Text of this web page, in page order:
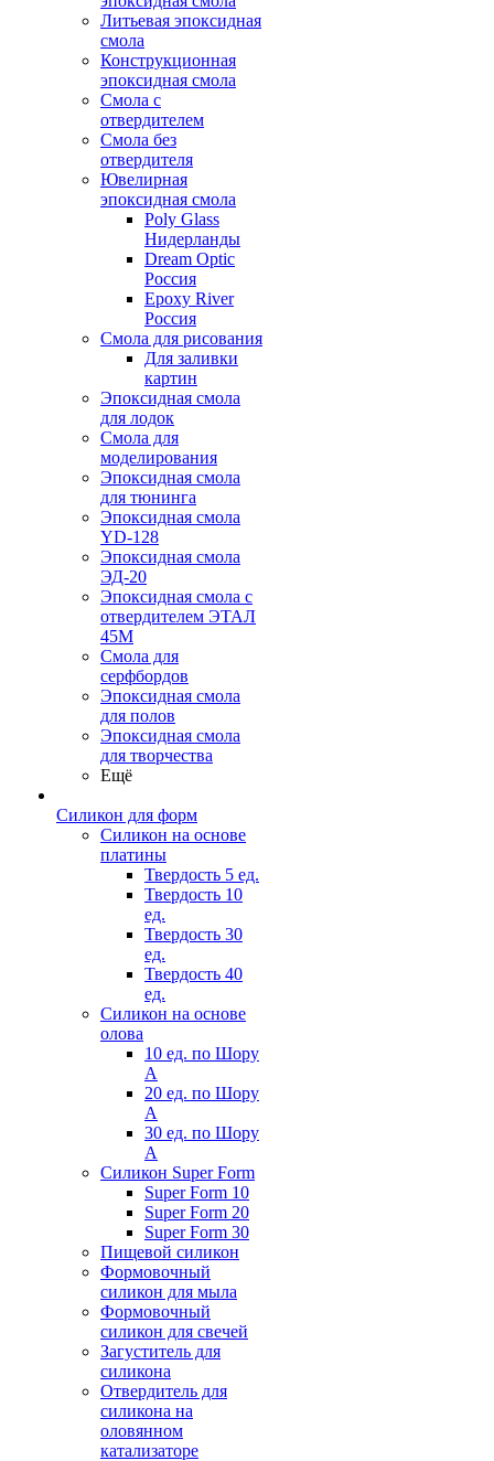
Литьевая эпоксидная
смола
Конструкционная
эпоксидная смола
Смола с
отвердителем
Смола без
отвердителя
Ювелирная
эпоксидная смола
Poly Glass
Нидерланды
Dream Optic
Россия
Epoxy River
Россия
Смола для рисования
Для заливки
картин
Эпоксидная смола
для лодок
Смола для
моделирования
Эпоксидная смола
для тюнинга
Эпоксидная смола
YD-128
Эпоксидная смола
ЭД-20
Эпоксидная смола с
отвердителем ЭТАЛ
45М
Смола для
серфбордов
Эпоксидная смола
для полов
Эпоксидная смола
для творчества
Ещё
Силикон для форм
Силикон на основе
платины
Твердость 5 ед.
Твердость 10
ед.
Твердость 30
ед.
Твердость 40
ед.
Силикон на основе
олова
10 ед. по Шору
А
20 ед. по Шору
А
30 ед. по Шору
А
Силикон Super Form
Super Form 10
Super Form 20
Super Form 30
Пищевой силикон
Формовочный
силикон для мыла
Формовочный
силикон для свечей
Загуститель для
силикона
Отвердитель для
силикона на
оловянном
катализаторе